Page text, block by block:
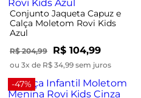
Conjunto Jaqueta Capuz e
Calça Moletom Rovi Kids
Azul
R$ 204,99 R$ 104,99
ou 3x de R$ 34,99 sem juros
-47%